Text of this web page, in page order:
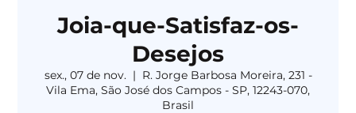
Joia-que-Satisfaz-os-
Desejos
sex., 07 de nov.
  |
R. Jorge Barbosa Moreira, 231 -
Vila Ema, São José dos Campos - SP, 12243-070,
Brasil